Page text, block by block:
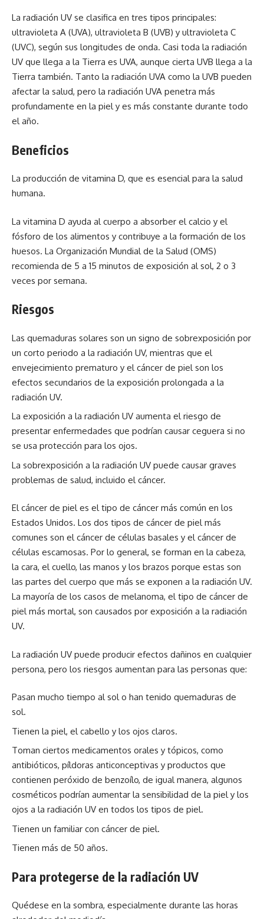
La radiación UV se clasifica en tres tipos principales:
ultravioleta A (UVA), ultravioleta B (UVB) y ultravioleta C
(UVC), según sus longitudes de onda. Casi toda la radiación
UV que llega a la Tierra es UVA, aunque cierta UVB llega a la
Tierra también. Tanto la radiación UVA como la UVB pueden
afectar la salud, pero la radiación UVA penetra más
profundamente en la piel y es más constante durante todo
el año.
Beneficios
La producción de vitamina D, que es esencial para la salud
humana.
La vitamina D ayuda al cuerpo a absorber el calcio y el
fósforo de los alimentos y contribuye a la formación de los
huesos. La Organización Mundial de la Salud (OMS)
recomienda de 5 a 15 minutos de exposición al sol, 2 o 3
veces por semana.
Riesgos
Las quemaduras solares son un signo de sobrexposición por
un corto periodo a la radiación UV, mientras que el
envejecimiento prematuro y el cáncer de piel son los
efectos secundarios de la exposición prolongada a la
radiación UV.
La exposición a la radiación UV aumenta el riesgo de
presentar enfermedades que podrían causar ceguera si no
se usa protección para los ojos.
La sobrexposición a la radiación UV puede causar graves
problemas de salud, incluido el cáncer.
El cáncer de piel es el tipo de cáncer más común en los
Estados Unidos. Los dos tipos de cáncer de piel más
comunes son el cáncer de células basales y el cáncer de
células escamosas. Por lo general, se forman en la cabeza,
la cara, el cuello, las manos y los brazos porque estas son
las partes del cuerpo que más se exponen a la radiación UV.
La mayoría de los casos de melanoma, el tipo de cáncer de
piel más mortal, son causados por exposición a la radiación
UV.
La radiación UV puede producir efectos dañinos en cualquier
persona, pero los riesgos aumentan para las personas que:
Pasan mucho tiempo al sol o han tenido quemaduras de
sol.
Tienen la piel, el cabello y los ojos claros.
Toman ciertos medicamentos orales y tópicos, como
antibióticos, píldoras anticonceptivas y productos que
contienen peróxido de benzoílo, de igual manera, algunos
cosméticos podrían aumentar la sensibilidad de la piel y los
ojos a la radiación UV en todos los tipos de piel.
Tienen un familiar con cáncer de piel.
Tienen más de 50 años.
Para protegerse de la radiación UV
Quédese en la sombra, especialmente durante las horas